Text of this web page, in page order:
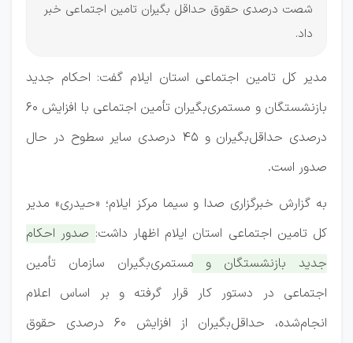
شصت درصدی حقوق حداقل بگیران تامین اجتماعی خبر
داد.
مدیر کل تامین اجتماعی استان ایلام گفت: احکام جدید
بازنشستگان و مستمری‌بگیران تأمین اجتماعی با افزایش ۶۰
درصدی حداقل‌بگیران و ۴۵ درصدی سایر سطوح در حال
صدور است.
به گزارش خبرگزاری صدا و سیما مرکز ایلام؛‌ «حیدری» مدیر
کل تامین اجتماعی استان ایلام اظهار داشت: صدور احکام
جدید بازنشستگان و مستمری‌بگیران سازمان تأمین
اجتماعی در دستور کار قرار گرفته و بر اساس اعلام
انجام‌شده، حداقل‌بگیران از افزایش ۶۰ درصدی حقوق